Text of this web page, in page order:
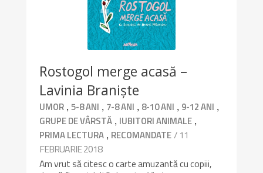
Rostogol merge acasă –
Lavinia Braniște
UMOR ,5-8 ANI , 7-8 ANI , 8-10 ANI , 9-12 ANI ,
GRUPE DE VÂRSTĂ , IUBITORI ANIMALE ,
PRIMA LECTURA , RECOMANDATE/ 11
FEBRUARIE 2018
Am vrut să citesc o carte amuzantă cu copiii,